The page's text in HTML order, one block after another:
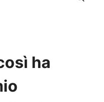
ha